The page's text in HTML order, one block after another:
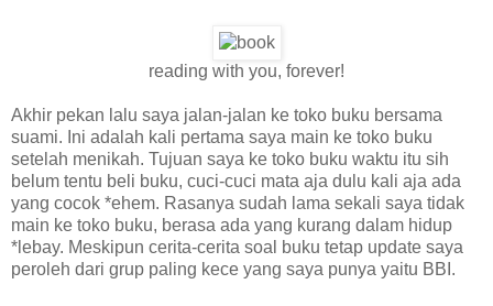
reading with you, forever!
Akhir pekan lalu saya jalan-jalan ke toko buku bersama
suami. Ini adalah kali pertama saya main ke toko buku
setelah menikah. Tujuan saya ke toko buku waktu itu sih
belum tentu beli buku, cuci-cuci mata aja dulu kali aja ada
yang cocok *ehem. Rasanya sudah lama sekali saya tidak
main ke toko buku, berasa ada yang kurang dalam hidup
*lebay. Meskipun cerita-cerita soal buku tetap update saya
peroleh dari grup paling kece yang saya punya yaitu BBI.